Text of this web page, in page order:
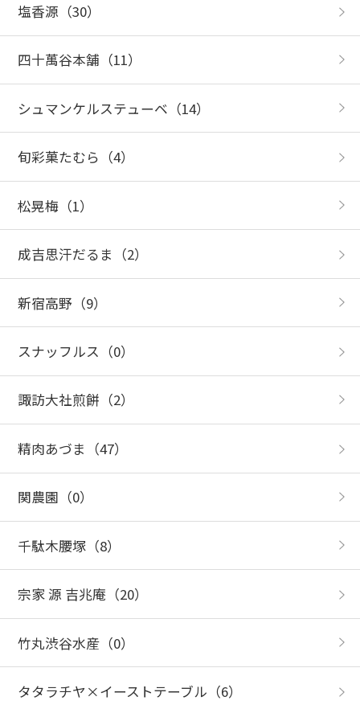
塩香源 （30）
四十萬谷本舗 （11）
シュマンケルステューベ （14）
旬彩菓たむら （4）
松晃梅（1）
成吉思汗だるま （2）
新宿高野 （9）
スナッフルス （0）
諏訪大社煎餅 （2）
精肉あづま （47）
関農園 （0）
千駄木腰塚（8）
宗家 源 吉兆庵 （20）
竹丸渋谷水産（0）
タタラチヤ×イーストテーブル （6）